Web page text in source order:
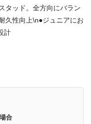
タッド。全方向にバラン
久性向上\n●ジュニアにお
計
合